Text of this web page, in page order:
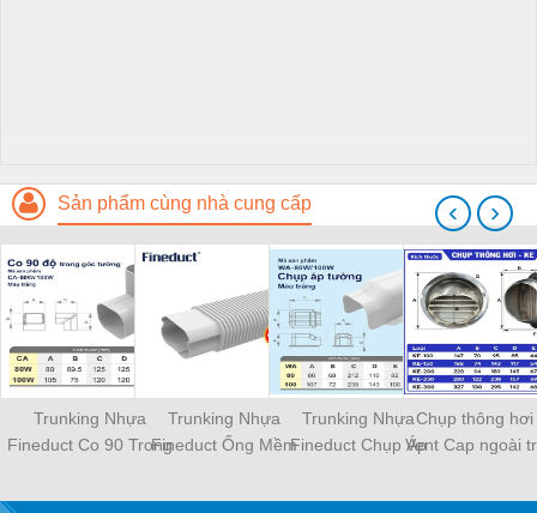
Sản phẩm cùng nhà cung cấp
Trunking Nhựa
Fineduct Co 90 Trong
CA - 80W/100W (Co
Trunking Nhựa
Fineduct Ống Mềm
FB - 80LW/ FA - 100W
Trunking Nhựa
Fineduct Chụp Áp
80W/100W [Hộp che
Chụp thông hơi
Vent Cap ngoài
KE
‹ ›